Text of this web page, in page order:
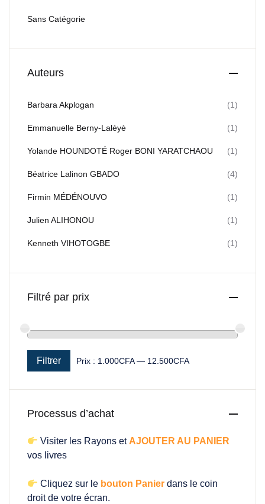
Sans Catégorie
Auteurs
Barbara Akplogan (1)
Emmanuelle Berny-Lalèyè (1)
Yolande HOUNDOTÉ Roger BONI YARATCHAOU (1)
Béatrice Lalinon GBADO (4)
Firmin MÉDÉNOUVO (1)
Julien ALIHONOU (1)
Kenneth VIHOTOGBE (1)
Filtré par prix
Filtrer Prix : 1.000CFA— 12.500CFA
Processus d’achat
Visiter les Rayons et AJOUTER AU PANIER
vos livres
Cliquez sur le bouton Panier dans le coin
droit de votre écran.